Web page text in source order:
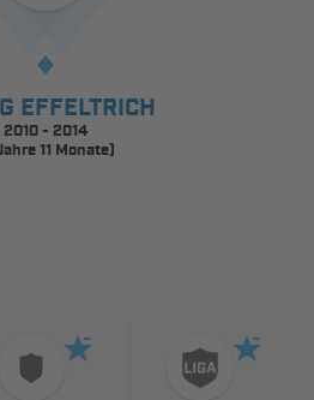
EFFELTRICH
2010 - 2014
11 Monate)